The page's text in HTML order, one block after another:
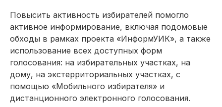
Повысить активность избирателей помогло
активное информирование, включая подомовые
обходы в рамках проекта «ИнформУИК», а также
использование всех доступных форм
голосования: на избирательных участках, на
дому, на экстерриториальных участках, с
помощью «Мобильного избирателя» и
дистанционного электронного голосования.